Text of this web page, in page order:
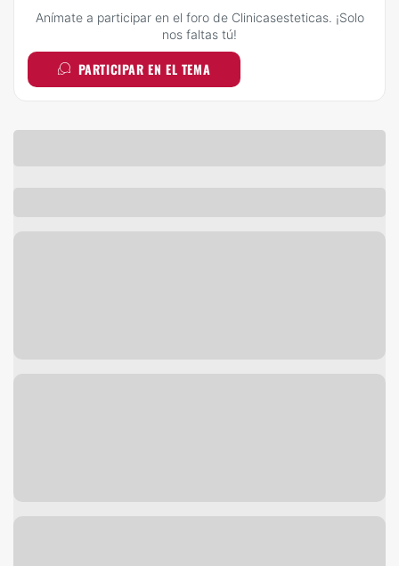
Anímate a participar en el foro de Clinicasesteticas. ¡Solo
nos faltas tú!
PARTICIPAR EN EL TEMA